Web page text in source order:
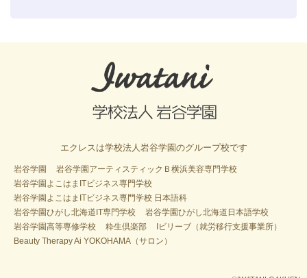
エクレスは学校法人岩谷学園のグループ校です
岩谷学園
岩谷学園アーティスティックＢ横浜美容専門学校
岩谷学園よこはまITビジネス専門学校
岩谷学園よこはまITビジネス専門学校 日本語科
岩谷学園ひがし北海道IT専門学校
岩谷学園ひがし北海道日本語学校
岩谷学園高等専修学校
粋生倶楽部
Iビリーブ（就労移行支援事業所）
Beauty Therapy Ai YOKOHAMA（サロン）